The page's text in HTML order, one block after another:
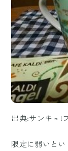
出典:サンキュ!
限定に弱いと